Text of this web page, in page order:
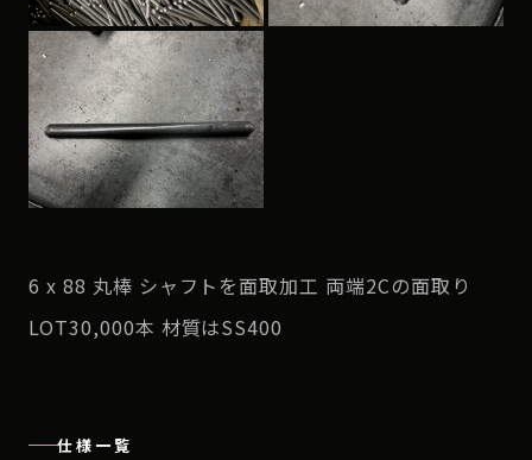
6 x 88 丸棒 シャフトを面取加工 両端2Cの面取り
LOT30,000本 材質はSS400
仕様一覧